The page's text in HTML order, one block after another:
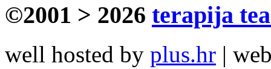
©2001 > 2026 terapija
well hosted by plus.hr |